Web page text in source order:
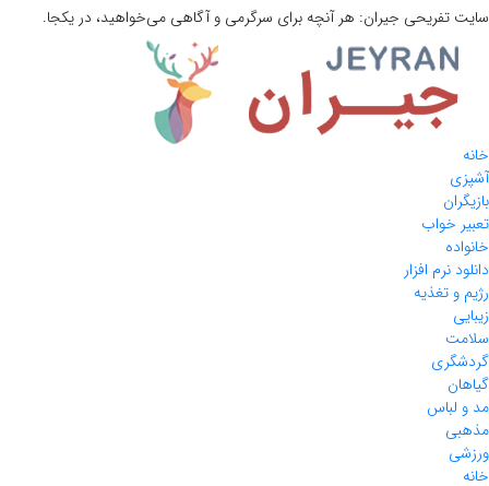
تفریحیجیران: هر آنچه برای سرگرمی و آگاهی می‌خواهید، در یکجا.
خواب
نرم افزار
و تغذیه
لباس